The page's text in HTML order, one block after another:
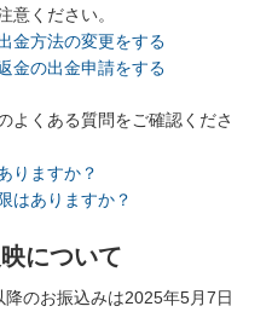
意ください。
金方法の変更をする
金の出金申請をする
よくある質問をご確認くださ
りますか？
はありますか？
について
のお振込みは2025年5月7日